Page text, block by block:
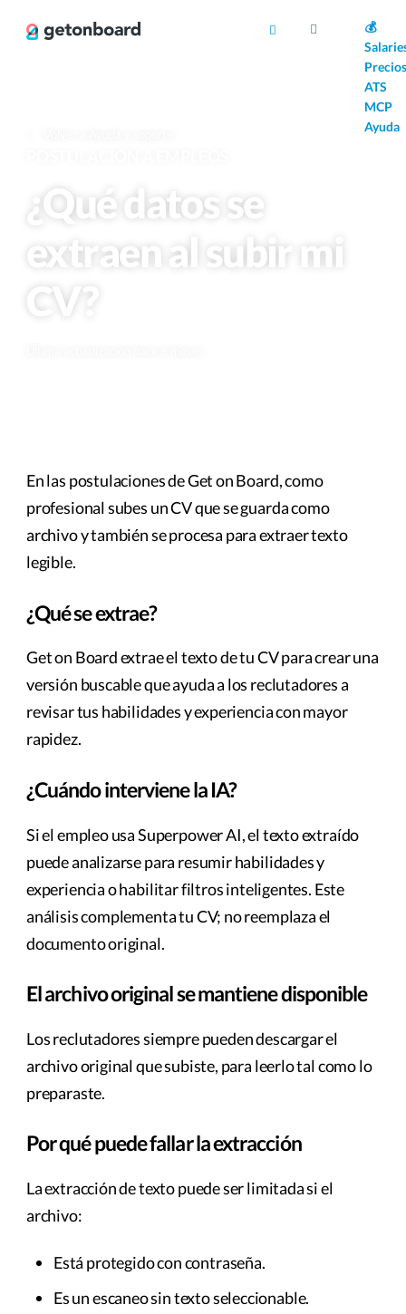
💰
Precios
ATS
MCP
Ayuda
¿Qué datos se
extraen al subir mi
CV?
En las postulaciones de Get on Board, como
profesional subes un CV que se guarda como
archivo y también se procesa para extraer texto
legible.
¿Qué se extrae?
Get on Board extrae el texto de tu CV para crear una
versión buscable que ayuda a los reclutadores a
revisar tus habilidades y experiencia con mayor
rapidez.
¿Cuándo interviene la IA?
Si el empleo usa Superpower AI, el texto extraído
puede analizarse para resumir habilidades y
experiencia o habilitar filtros inteligentes. Este
análisis complementa tu CV; no reemplaza el
documento original.
El archivo original se mantiene disponible
Los reclutadores siempre pueden descargar el
archivo original que subiste, para leerlo tal como lo
preparaste.
Por qué puede fallar la extracción
La extracción de texto puede ser limitada si el
archivo:
Está protegido con contraseña.
Es un escaneo sin texto seleccionable.